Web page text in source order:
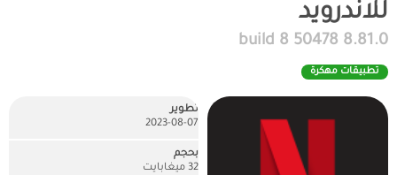
للاندرويد
8.81.0 build 8 50478
تطبيقات مهكرة
تطوير
2023-08-07
بحجم
32 ميغابايت